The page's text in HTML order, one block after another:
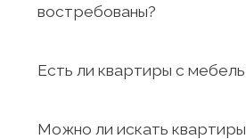
востребованы?
Есть ли квартиры с
Можно ли искать